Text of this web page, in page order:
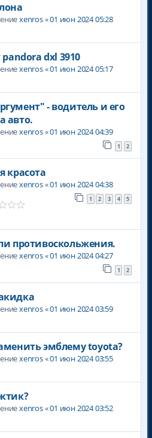
xenros«01 июн 2024 05:28
pandora dxl 3910
xenros«01 июн 2024 05:17
- водитель и его
авто.
xenros«01 июн 2024 04:39
1 2
красота
xenros«01 июн 2024 04:38
1 2 3 4 5
противоскольжения.
xenros«01 июн 2024 04:27
1 2
xenros«01 июн 2024 03:59
эмблему toyota?
xenros«01 июн 2024 03:55
xenros«01 июн 2024 03:52